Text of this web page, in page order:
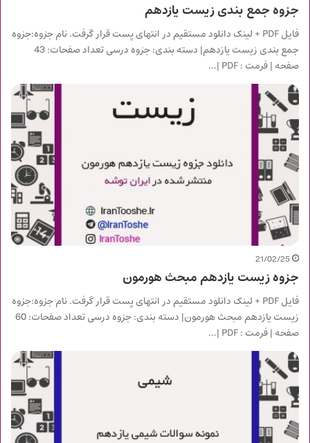
جزوه جمع بندی زیست یازدهم
فایل PDF + لینک دانلود مستقیم در انتهای پست قرار گرفت. نام جزوه:جزوه
جمع بندی زیست یازدهم| دسته بندی: جزوه درسی تعداد صفحات: 43
صفحه | فرمت : PDF |…
21/02/25
جزوه زیست یازدهم مبحث هورمون
فایل PDF + لینک دانلود مستقیم در انتهای پست قرار گرفت. نام جزوه:جزوه
زیست یازدهم مبحث هورمون| دسته بندی: جزوه درسی تعداد صفحات: 60
صفحه | فرمت : PDF |…